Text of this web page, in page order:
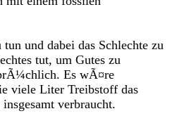
und dabei das Schlechte zu
tut, um Gutes zu
Es wÃ¤re
viele Liter Treibstoff das
verbraucht.